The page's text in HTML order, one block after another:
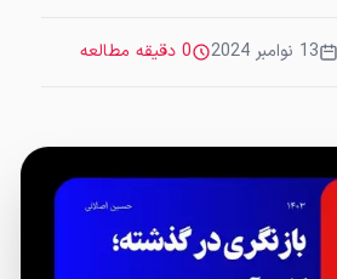
13 نوامبر 2024 0 دقیقه مطالعه